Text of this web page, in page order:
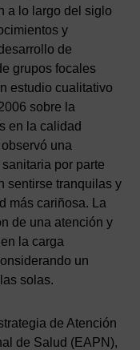
a lo largo del siglo
y
de
grupos focales
estudio cualitativo
sobre la
en la calidad
una
por parte
sentirse tranquilas y
más cariñosa. La
de una atención y
la carga
un
solas.
de Atención
de Salud (EAPN),